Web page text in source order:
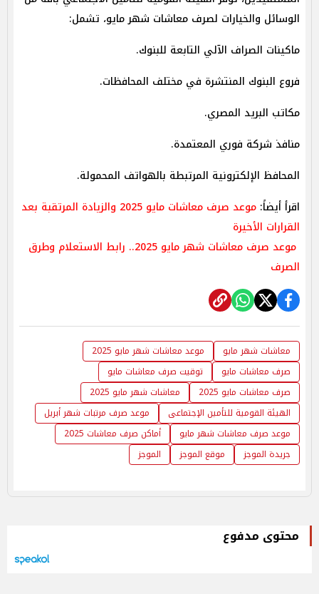
الوسائل والخيارات لصرف معاشات شهر مايو، تشمل:
ماكينات الصراف الآلي التابعة للبنوك.
فروع البنوك المنتشرة في مختلف المحافظات.
مكاتب البريد المصري.
منافذ شركة فوري المعتمدة.
المحافظ الإلكترونية المرتبطة بالهواتف المحمولة.
اقرأ أيضاً:
موعد صرف معاشات مايو 2025 والزيادة المرتقبة بعد
القرارات الأخيرة
موعد صرف معاشات شهر مايو 2025.. رابط الاستعلام وطرق
الصرف
معاشات شهر مايو
موعد معاشات شهر مايو 2025
صرف معاشات مايو
توقيت صرف معاشات مايو
صرف معاشات مايو 2025
معاشات شهر مايو 2025
الهيئة القومية للتأمين الإجتماعى
موعد صرف مرتبات شهر أبريل
موعد صرف معاشات شهر مايو
أماكن صرف معاشات 2025
جريدة الموجز
موقع الموجز الموجز
محتوى مدفوع